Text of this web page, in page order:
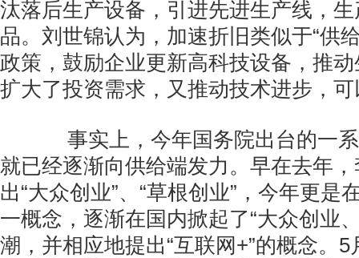
汰落后生产设备，引进先进生产线，
品。刘世锦认为，加速折旧类似于“供
政策，鼓励企业更新高科技设备，推
扩大了投资需求，又推动技术进步，
事实上，今年国务院出台的一系
就已经逐渐向供给端发力。早在去年
出“大众创业”、“草根创业”，今年更是
一概念，逐渐在国内掀起了“大众创业
潮，并相应地提出“互联网+”的概念。